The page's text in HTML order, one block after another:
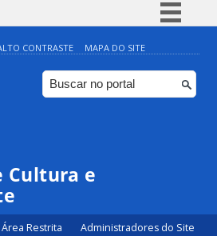
Simplifique!
Comunica BR
Participe
CONTRASTE MAPA DO SITE
Cultura e
Área Restrita Administradores do Site